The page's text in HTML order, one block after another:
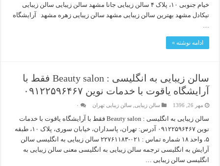
خیام جنوبی ۱۰، پلاک ۴ سالن زیبایی جانا مشهد سالن زیبایی سالن زیبایی
نیکادل مشهد بهترین سالن زیبایی مشهد سالن زیبایی زهره مشهد آرایشگاه
ادامه نوشته »
سالن زیبایی به انگلیسی : Beauty salon فقط با
آرایشگاه یاقوت با خدمات نوین ۰۹۱۲۲۵۹۶۴۶۷
مهر 26, 1396 سالن زیبایی ,سالن زیبایی تهران ۰
سالن زیبایی به انگلیسی : Beauty salon فقط با آرایشگاه یاقوت با خدمات
نوین ۰۹۱۲۲۵۹۶۴۶۷ آدرس: تهران، پاسداران، خیابان سوری، پلاک ۱۰، طبقه
۵، واحد ۱۸ شماره تماس : ۰۲۱-۲۲۷۶۱۱۸۳ سالن زیبایی به انگلیسی سالن
آرایش به انگلیسی ترجمه سالن زیبایی به انگلیسی معنی سالن زیبایی به
انگلیسی سالن زیبایی …